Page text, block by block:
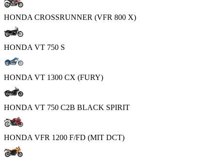
HONDA CROSSRUNNER (VFR 800 X)
HONDA VT 750 S
HONDA VT 1300 CX (FURY)
HONDA VT 750 C2B BLACK SPIRIT
HONDA VFR 1200 F/FD (MIT DCT)